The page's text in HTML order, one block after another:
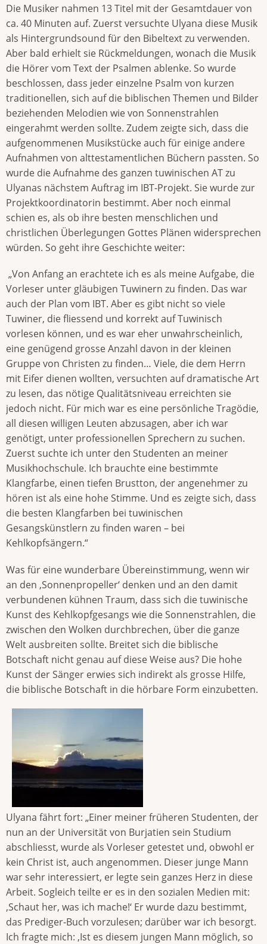
Die Musiker nahmen 13 Titel mit der Gesamtdauer von
ca. 40 Minuten auf. Zuerst versuchte Ulyana diese Musik
als Hintergrundsound für den Bibeltext zu verwenden.
Aber bald erhielt sie Rückmeldungen, wonach die Musik
die Hörer vom Text der Psalmen ablenke. So wurde
beschlossen, dass jeder einzelne Psalm von kurzen
traditionellen, sich auf die biblischen Themen und Bilder
beziehenden Melodien wie von Sonnenstrahlen
eingerahmt werden sollte. Zudem zeigte sich, dass die
aufgenommenen Musikstücke auch für einige andere
Aufnahmen von alttestamentlichen Büchern passten. So
wurde die Aufnahme des ganzen tuwinischen AT zu
Ulyanas nächstem Auftrag im IBT-Projekt. Sie wurde zur
Projektkoordinatorin bestimmt. Aber noch einmal
schien es, als ob ihre besten menschlichen und
christlichen Überlegungen Gottes Plänen widersprechen
würden. So geht ihre Geschichte weiter:
„Von Anfang an erachtete ich es als meine Aufgabe, die
Vorleser unter gläubigen Tuwinern zu finden. Das war
auch der Plan vom IBT. Aber es gibt nicht so viele
Tuwiner, die fliessend und korrekt auf Tuwinisch
vorlesen können, und es war eher unwahrscheinlich,
eine genügend grosse Anzahl davon in der kleinen
Gruppe von Christen zu finden… Viele, die dem Herrn
mit Eifer dienen wollten, versuchten auf dramatische Art
zu lesen, das nötige Qualitätsniveau erreichten sie
jedoch nicht. Für mich war es eine persönliche Tragödie,
all diesen willigen Leuten abzusagen, aber ich war
genötigt, unter professionellen Sprechern zu suchen.
Zuerst suchte ich unter den Studenten an meiner
Musikhochschule. Ich brauchte eine bestimmte
Klangfarbe, einen tiefen Brustton, der angenehmer zu
hören ist als eine hohe Stimme. Und es zeigte sich, dass
die besten Klangfarben bei tuwinischen
Gesangskünstlern zu finden waren – bei
Kehlkopfsängern.“
Was für eine wunderbare Übereinstimmung, wenn wir
an den ‚Sonnenpropeller‘ denken und an den damit
verbundenen kühnen Traum, dass sich die tuwinische
Kunst des Kehlkopfgesangs wie die Sonnenstrahlen, die
zwischen den Wolken durchbrechen, über die ganze
Welt ausbreiten sollte. Breitet sich die biblische
Botschaft nicht genau auf diese Weise aus? Die hohe
Kunst der Sänger erwies sich indirekt als grosse Hilfe,
die biblische Botschaft in die hörbare Form einzubetten.
Ulyana fährt fort: „Einer meiner früheren Studenten, der
nun an der Universität von Burjatien sein Studium
abschliesst, wurde als Vorleser getestet und, obwohl er
kein Christ ist, auch angenommen. Dieser junge Mann
war sehr interessiert, er legte sein ganzes Herz in diese
Arbeit. Sogleich teilte er es in den sozialen Medien mit:
‚Schaut her, was ich mache!‘ Er wurde dazu bestimmt,
das Prediger-Buch vorzulesen; darüber war ich besorgt.
Ich fragte mich: ‚Ist es diesem jungen Mann möglich, so